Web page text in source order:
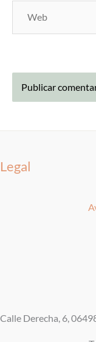
Legal
Calle Derecha, 6,